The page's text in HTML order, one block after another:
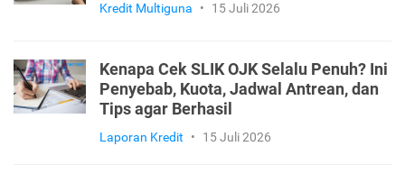
Kredit Multiguna • 15 Juli 2026
Kenapa Cek SLIK OJK Selalu Penuh? Ini
Penyebab, Kuota, Jadwal Antrean, dan
Tips agar Berhasil
Laporan Kredit • 15 Juli 2026